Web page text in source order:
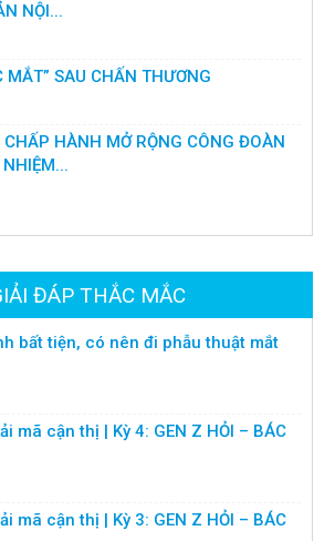
NỘI...
MẮT” SAU CHẤN THƯƠNG
HÀNH MỞ RỘNG CÔNG ĐOÀN
ĐÁP THẮC MẮC
bất tiện, có nên đi phẫu thuật mắt
mã cận thị | Kỳ 4: GEN Z HỎI – BÁC
mã cận thị | Kỳ 3: GEN Z HỎI – BÁC